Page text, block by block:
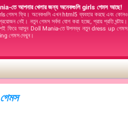
তে আপনার খেলার জন্য অনেকগুলি girls গেমস আছে!
গেমস ফ্রি। অনেকগুলি এখন html5 ব্যবহার করছে এবং কোনও
নেই। নতুন গেমস সর্বদা যোগ করা হচ্ছে, প্রায় প্রতি ঘন্টায়।
ফিরে আসুন Doll Mania-তে উপলব্ধ নতুন dress up গেমস
গেমস দেখুন।